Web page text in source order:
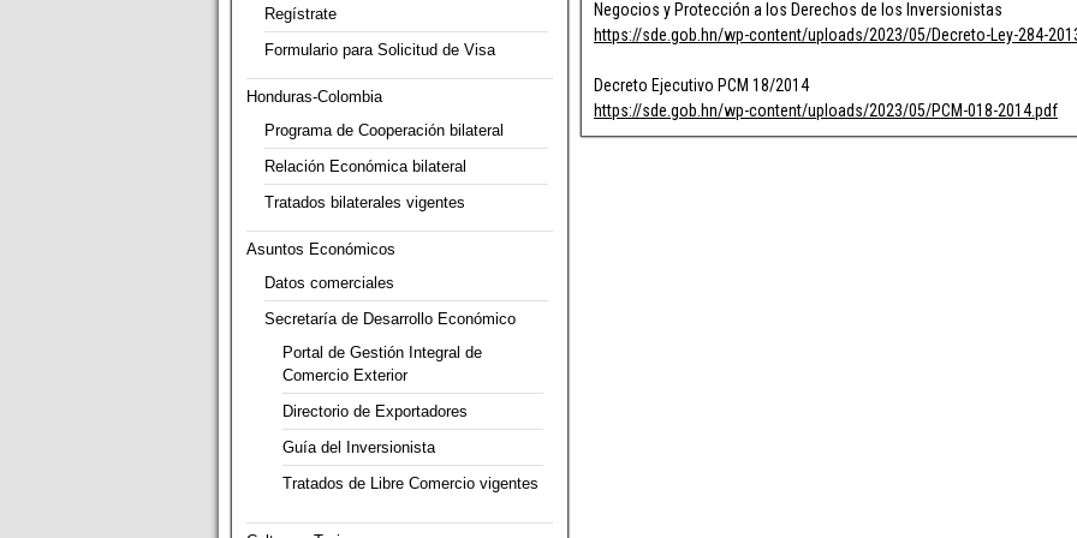
Negocios y Protección a los Derechos de los Inversionistas
https://sde.gob.hn/wp-content/uploads/2023/05/Decreto-Ley-284-
Decreto Ejecutivo PCM 18/2014
https://sde.gob.hn/wp-content/uploads/2023/05/PCM-018-2014.pdf
Regístrate
Formulario para Solicitud de Visa
Honduras-Colombia
Programa de Cooperación bilateral
Relación Económica bilateral
Tratados bilaterales vigentes
Asuntos Económicos
Datos comerciales
Secretaría de Desarrollo Económico
Portal de Gestión Integral de
Comercio Exterior
Directorio de Exportadores
Guía del Inversionista
Tratados de Libre Comercio vigentes